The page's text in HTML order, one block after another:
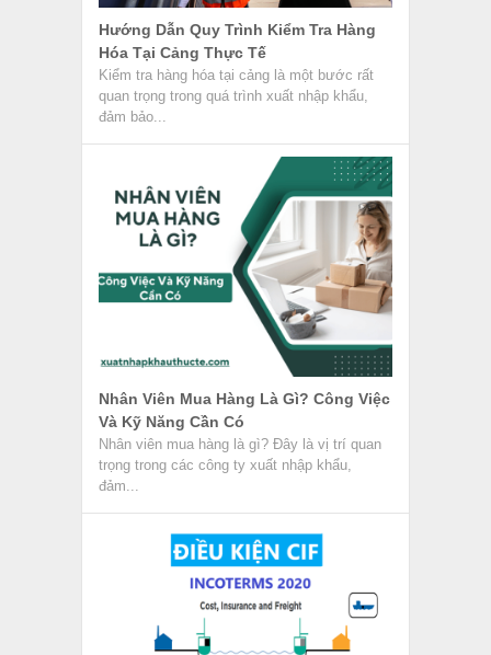
Hướng Dẫn Quy Trình Kiểm Tra Hàng
Hóa Tại Cảng Thực Tế
Kiểm tra hàng hóa tại cảng là một bước rất
quan trọng trong quá trình xuất nhập khẩu,
đảm bảo...
Nhân Viên Mua Hàng Là Gì? Công Việc
Và Kỹ Năng Cần Có
Nhân viên mua hàng là gì? Đây là vị trí quan
trọng trong các công ty xuất nhập khẩu,
đảm...